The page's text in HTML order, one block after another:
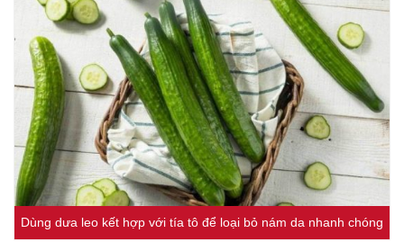
Dùng dưa leo kết hợp với tía tô để loại bỏ nám da nhanh chóng